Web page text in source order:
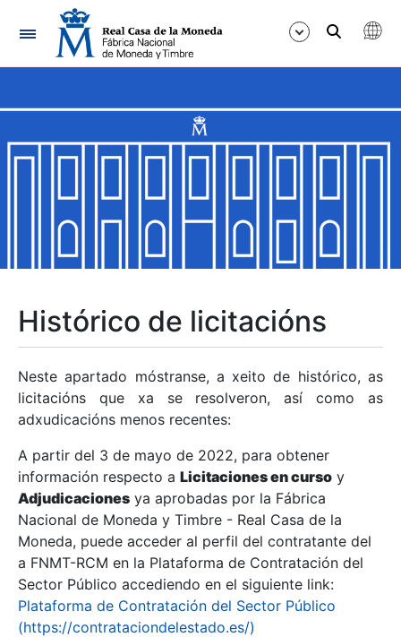
Navegación
Mostrar/Ocultar
Mostrar/Ocultar
Mostrar/Ocultar
Mostrar/Ocultar
Mostrar/Ocultar
Mostrar/Ocultar
Histórico de licitacións
Neste apartado móstranse, a xeito de histórico, as
licitacións que xa se resolveron, así como as
adxudicacións menos recentes:
A partir del 3 de mayo de 2022, para obtener
información respecto a Licitaciones en curso y
Adjudicaciones ya aprobadas por la Fábrica
Nacional de Moneda y Timbre - Real Casa de la
Moneda, puede acceder al perfil del contratante del
a FNMT-RCM en la Plataforma de Contratación del
Sector Público accediendo en el siguiente link:
Plataforma de Contratación del Sector Público
(https://contrataciondelestado.es/)